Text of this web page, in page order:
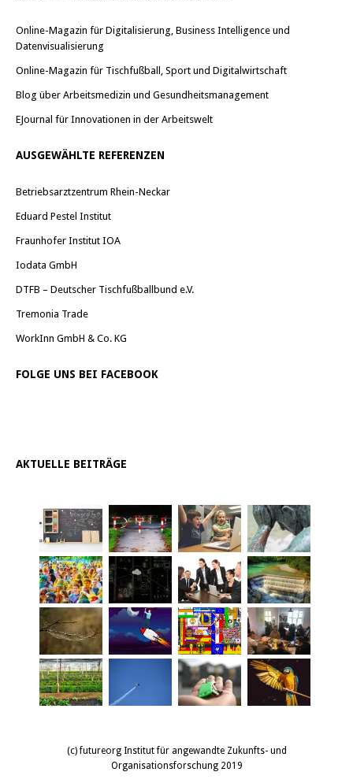
Online-Magazin für Digitalisierung, Business Intelligence und
Datenvisualisierung
Online-Magazin für Tischfußball, Sport und Digitalwirtschaft
Blog über Arbeitsmedizin und Gesundheitsmanagement
EJournal für Innovationen in der Arbeitswelt
AUSGEWÄHLTE REFERENZEN
Betriebsarztzentrum Rhein-Neckar
Eduard Pestel Institut
Fraunhofer Institut IOA
Iodata GmbH
DTFB – Deutscher Tischfußballbund e.V.
Tremonia Trade
WorkInn GmbH & Co. KG
FOLGE UNS BEI FACEBOOK
AKTUELLE BEITRÄGE
(c) futureorg Institut für angewandte Zukunfts- und
Organisationsforschung 2019